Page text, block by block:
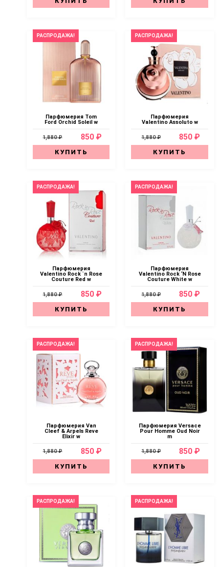
РАСПРОДАЖА!
Парфюмерия Tom
Ford Orchid Soleil w
1,880 ₽ 850 ₽
КУПИТЬ
РАСПРОДАЖА!
Парфюмерия
Valentino Assoluto w
1,880 ₽ 850 ₽
КУПИТЬ
РАСПРОДАЖА!
Парфюмерия
Valentino Rock `n Rose
Couture Red w
1,880 ₽ 850 ₽
КУПИТЬ
РАСПРОДАЖА!
Парфюмерия
Valentino Rock ‘N Rose
Couture White w
1,880 ₽ 850 ₽
КУПИТЬ
РАСПРОДАЖА!
Парфюмерия Van
Cleef & Arpels Reve
Elixir w
1,880 ₽ 850 ₽
КУПИТЬ
РАСПРОДАЖА!
Парфюмерия Versace
Pour Homme Oud Noir
m
1,880 ₽ 850 ₽
КУПИТЬ
РАСПРОДАЖА! РАСПРОДАЖА!